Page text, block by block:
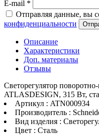
E-mail *
Отправляя данные, вы
конфиденциальности
Описание
Характеристики
Доп. материалы
Отзывы
Светорегулятор
ATLASDESIGN, 315 Вт,
Артикул : ATN000934
Производитель :
Вид изделия :
Цвет : Сталь